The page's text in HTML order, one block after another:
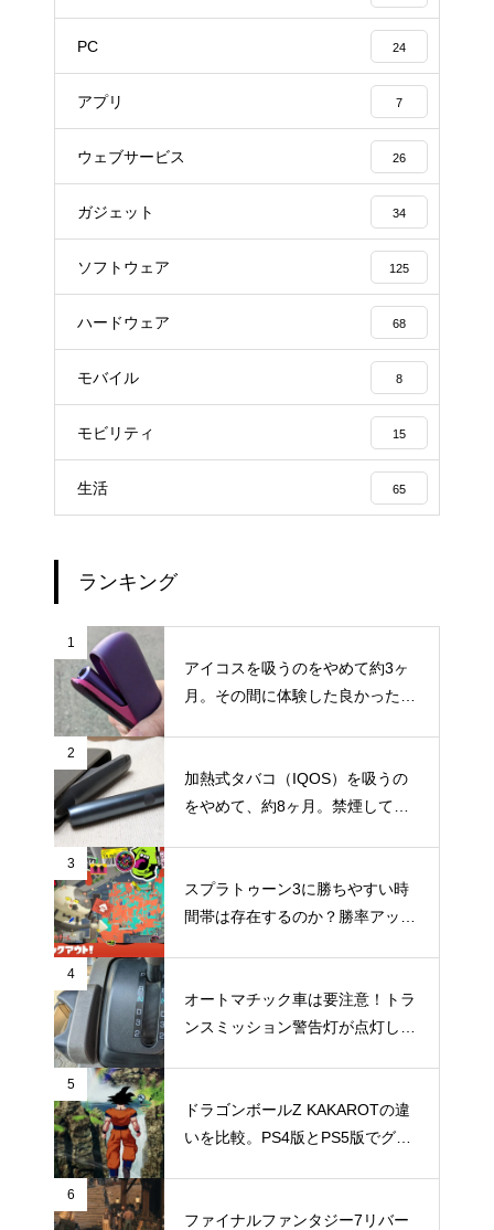
PC 24
アプリ 7
ウェブサービス 26
ガジェット 34
ソフトウェア 125
ハードウェア 68
モバイル 8
モビリティ 15
生活 65
ランキング
1
アイコスを吸うのをやめて約3ヶ
月。その間に体験した良かったこ
2
加熱式タバコ（IQOS）を吸うの
をやめて、約8ヶ月。禁煙してか
3
スプラトゥーン3に勝ちやすい時
間帯は存在するのか？勝率アップ
4
オートマチック車は要注意！トラ
ンスミッション警告灯が点灯して
5
ドラゴンボールZ KAKAROTの違
いを比較。PS4版とPS5版でグラ
6
ファイナルファンタジー7リバー